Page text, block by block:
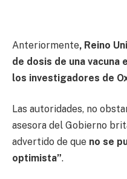
Anteriormente, Reino
de dosis de una vacuna
los investigadores de
Las autoridades, no
asesora del Gobierno
advertido de que no se
optimista”.